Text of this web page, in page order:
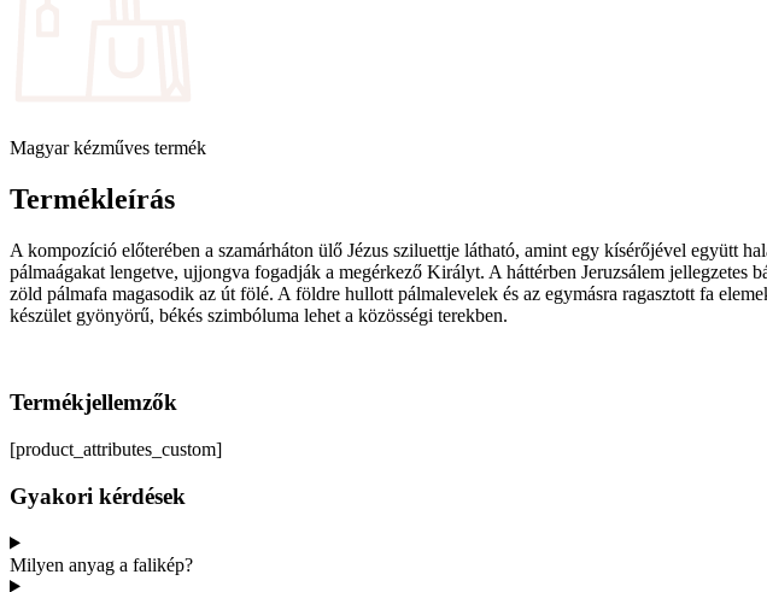
Magyar kézműves termék
Termékleírás
A kompozíció előterében a szamárháton ülő Jézus sziluettje látható, amint egy kísérőjével együtt
pálmaágakat lengetve, ujjongva fogadják a megérkező Királyt. A háttérben Jeruzsálem jellegzetes
zöld pálmafa magasodik az út fölé. A földre hullott pálmalevelek és az egymásra ragasztott fa
készület gyönyörű, békés szimbóluma lehet a közösségi terekben.
Termékjellemzők
[product_attributes_custom]
Gyakori kérdések
Milyen anyag a falikép?